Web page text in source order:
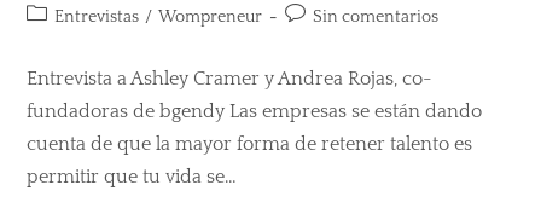
Entrevistas / Wompreneur Sin comentarios
Entrevista a Ashley Cramer y Andrea Rojas, co-
fundadoras de bgendy Las empresas se están dando
cuenta de que la mayor forma de retener talento es
permitir que tu vida se…